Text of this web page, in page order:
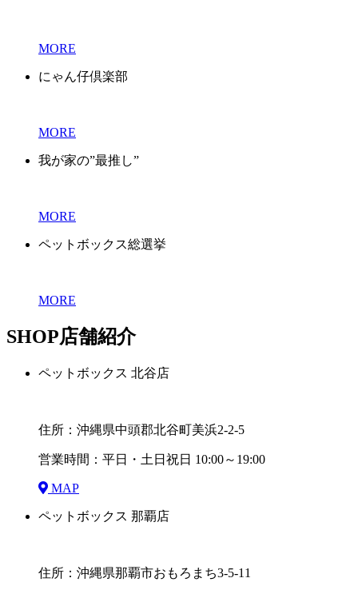
MORE
にゃん仔倶楽部
MORE
我が家の”最推し”
MORE
ペットボックス総選挙
MORE
SHOP店舗紹介
ペットボックス 北谷店
住所：沖縄県中頭郡北谷町美浜2-2-5
営業時間：平日・土日祝日 10:00～19:00
MAP
ペットボックス 那覇店
住所：沖縄県那覇市おもろまち3-5-11